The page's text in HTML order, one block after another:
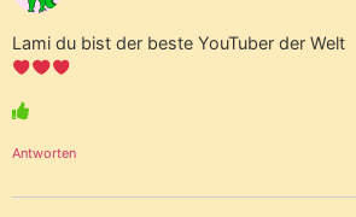
Lami du bist der beste YouTuber der Welt
Antworten